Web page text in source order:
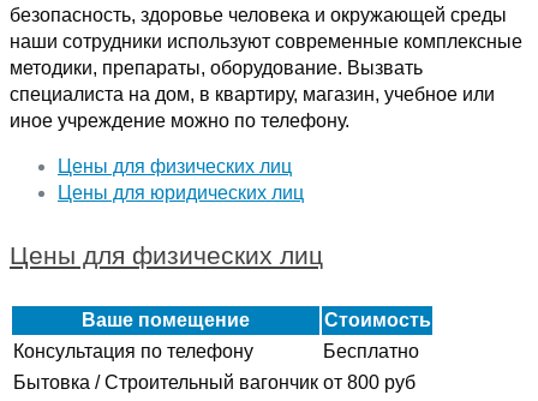
безопасность, здоровье человека и окружающей среды
наши сотрудники используют современные комплексные
методики, препараты, оборудование. Вызвать
специалиста на дом, в квартиру, магазин, учебное или
иное учреждение можно по телефону.
Цены для физических лиц
Цены для юридических лиц
Цены для физических лиц
Ваше помещение
Стоимость
Консультация по телефону
Бесплатно
Бытовка / Строительный вагончик от 800 руб